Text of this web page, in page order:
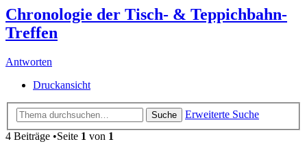
Chronologie der Tisch- & Teppichbahn-
Treffen
Antworten
Druckansicht
Suche
Erweiterte Suche
4 Beiträge •Seite 1 von 1